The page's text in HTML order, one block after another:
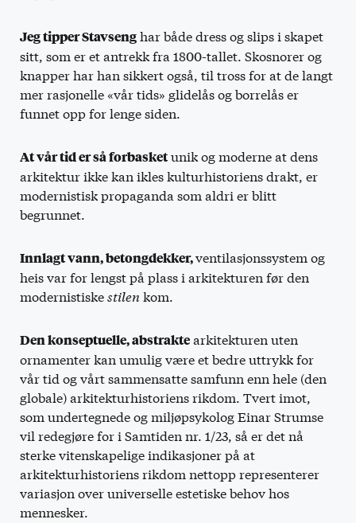
Jeg tipper Stavsenghar både dress og slips i skapet
sitt, som er et antrekk fra 1800-tallet. Skosnorer og
knapper har han sikkert også, til tross for at de langt
mer rasjonelle «vår tids» glidelås og borrelås er
funnet opp for lenge siden.
At vår tid er så forbasketunik og moderne at dens
arkitektur ikke kan ikles kulturhistoriens drakt, er
modernistisk propaganda som aldri er blitt
begrunnet.
Innlagt vann, betongdekker,ventilasjonssystem og
heis var for lengst på plass i arkitekturen før den
modernistiskestilen kom.
Den konseptuelle, abstraktearkitekturen uten
ornamenter kan umulig være et bedre uttrykk for
vår tid og vårt sammensatte samfunn enn hele (den
globale) arkitekturhistoriens rikdom. Tvert imot,
som undertegnede og miljøpsykolog Einar Strumse
vil redegjøre for i Samtiden nr. 1/23, så er det nå
sterke vitenskapelige indikasjoner på at
arkitekturhistoriens rikdom nettopp representerer
variasjon over universelle estetiske behov hos
mennesker.